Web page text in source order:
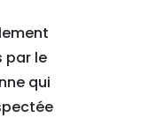
par le
qui